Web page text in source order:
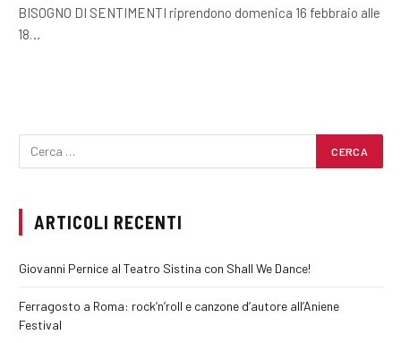
BISOGNO DI SENTIMENTI riprendono domenica 16 febbraio alle
18…
ARTICOLI RECENTI
Giovanni Pernice al Teatro Sistina con Shall We Dance!
Ferragosto a Roma: rock’n’roll e canzone d’autore all’Aniene
Festival